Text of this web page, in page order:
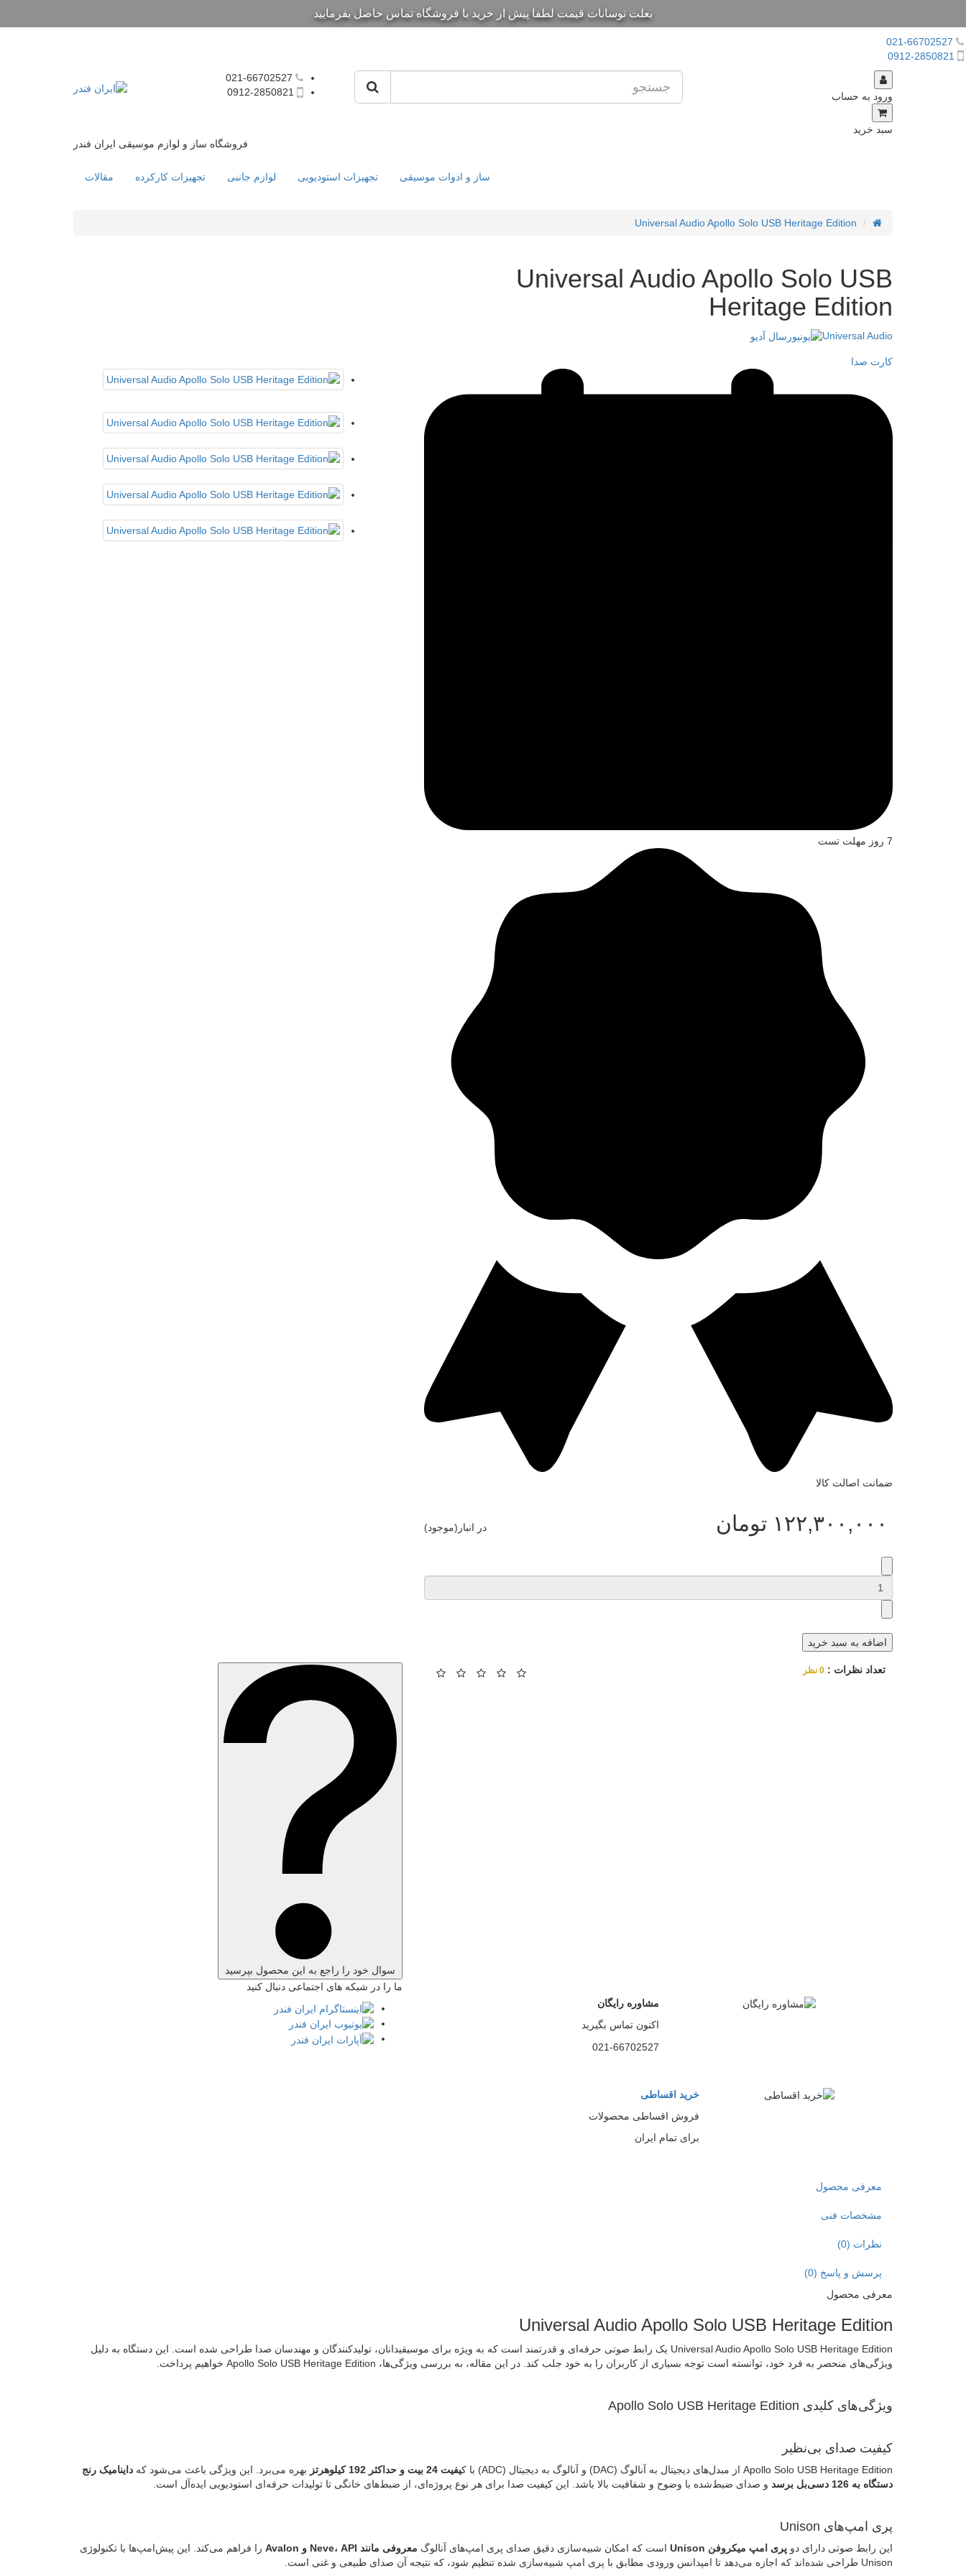
بعلت نوسانات قیمت لطفا پیش از خرید با فروشگاه تماس حاصل بفرمایید
021-66702527
0912-2850821
ورود به حساب
سبد خرید
021-66702527
0912-2850821
فروشگاه ساز و لوازم موسیقی ایران فندر
ساز و ادوات موسیقی تجهیزات استودیویی لوازم جانبی تجهیزات کارکرده مقالات
Universal Audio Apollo Solo USB Heritage Edition
Universal Audio Apollo Solo USB
Heritage Edition
Universal Audio
کارت صدا
7 روز مهلت تست
ضمانت اصالت کالا
١٢٢,٣٠٠,٠٠٠ تومان در انبار(موجود)
اضافه به سبد خرید
تعداد نظرات : 0 نظر
سوال خود را راجع به این محصول بپرسید
مشاوره رایگان
اکنون تماس بگیرید
021-66702527
خرید اقساطی
فروش اقساطی محصولات
برای تمام ایران
ما را در شبکه های اجتماعی دنبال کنید
معرفی محصول
مشخصات فنی
نظرات (0)
پرسش و پاسخ (0)
معرفی محصول
Universal Audio Apollo Solo USB Heritage Edition
Universal Audio Apollo Solo USB Heritage Edition یک رابط صوتی حرفه‌ای و قدرتمند است که به ویژه برای موسیقیدانان، تولیدکنندگان و مهندسان صدا طراحی شده است. این دستگاه به دلیل
ویژگی‌های منحصر به فرد خود، توانسته است توجه بسیاری از کاربران را به خود جلب کند. در این مقاله، به بررسی ویژگی‌ها، Apollo Solo USB Heritage Edition خواهیم پرداخت.
ویژگی‌های کلیدی Apollo Solo USB Heritage Edition
کیفیت صدای بی‌نظیر
Apollo Solo USB Heritage Edition از مبدل‌های دیجیتال به آنالوگ (DAC) و آنالوگ به دیجیتال (ADC) با ک یفیت 24 بیت و حداکثر 192 کیلوهرتز بهره می‌برد. این ویژگی باعث می‌شود که داینامیک رنج
دستگاه به 126 دسی‌بل برسد
و صدای ضبط‌شده با وضوح و شفافیت بالا باشد. این کیفیت صدا برای هر نوع پروژه‌ای، از ضبط‌های خانگی تا تولیدات حرفه‌ای استودیویی ایده‌آل است.
پری امپ‌های Unison
این رابط صوتی دارای دو پری امپ میکروفن Unison است که امکان شبیه‌سازی دقیق صدای پری امپ‌های آنالوگ معروفی مانند Neve، API و Avalon
را فراهم می‌کند. این پیش‌امپ‌ها با تکنولوژی
Unison طراحی شده‌اند که اجازه می‌دهد تا امپدانس ورودی مطابق با پری امپ شبیه‌سازی شده تنظیم شود، که نتیجه آن صدای طبیعی و غنی است.